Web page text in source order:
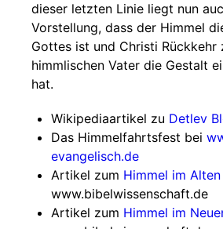
dieser letzten Linie liegt nun
Vorstellung, dass der Himmel
Gottes ist und Christi Rückkehr
himmlischen Vater die Gestalt
hat.
Wikipediaartikel zu Detlev
Das Himmelfahrtsfest bei
evangelisch.de
Artikel zum Himmel im
www.bibelwissenschaft.de
Artikel zum Himmel im